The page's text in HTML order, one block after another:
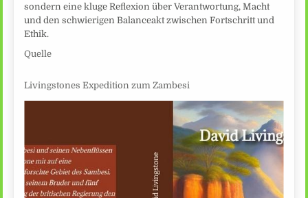
sondern eine kluge Reflexion über Verantwortung, Macht
und den schwierigen Balanceakt zwischen Fortschritt und
Ethik.
Quelle
Livingstones Expedition zum Zambesi